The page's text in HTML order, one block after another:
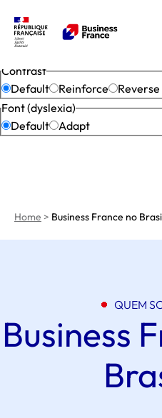
Contrast
Default
Reinforce
Reverse
Font (dyslexia)
Default
Adapt
Home > Business France no
QUEM
Business